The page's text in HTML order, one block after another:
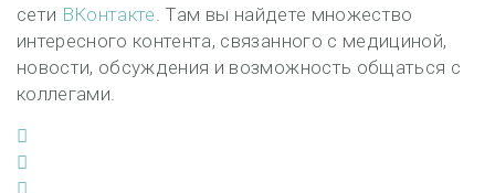
сети ВКонтакте. Там вы найдете множество
интересного контента, связанного с медициной,
новости, обсуждения и возможность общаться с
коллегами.